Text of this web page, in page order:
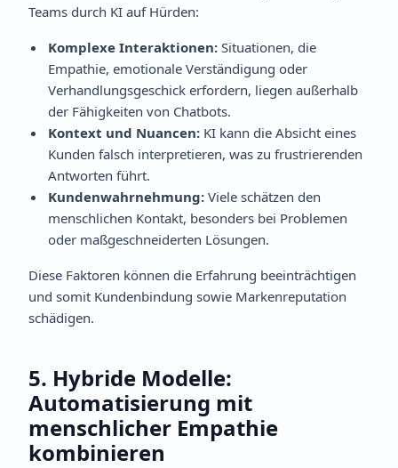
Teams durch KI auf Hürden:
Komplexe Interaktionen: Situationen, die
Empathie, emotionale Verständigung oder
Verhandlungsgeschick erfordern, liegen außerhalb
der Fähigkeiten von Chatbots.
Kontext und Nuancen: KI kann die Absicht eines
Kunden falsch interpretieren, was zu frustrierenden
Antworten führt.
Kundenwahrnehmung: Viele schätzen den
menschlichen Kontakt, besonders bei Problemen
oder maßgeschneiderten Lösungen.
Diese Faktoren können die Erfahrung beeinträchtigen
und somit Kundenbindung sowie Markenreputation
schädigen.
5. Hybride Modelle:
Automatisierung mit
menschlicher Empathie
kombinieren